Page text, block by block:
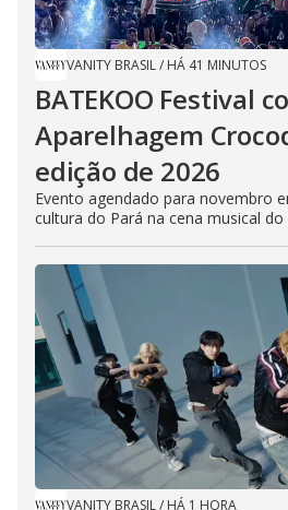
VANITY BRASIL/ HÁ 41 MINUTOS
BATEKOO Festival
Aparelhagem
edição de 2026
Evento agendado para novembro
cultura do Pará na cena musical do
VANITY BRASIL/ HÁ 1 HORA